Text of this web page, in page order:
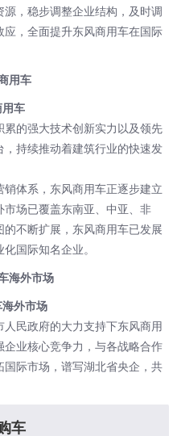
，稳步调整企业结构，及时调
，全面提升东风商用车在国际
车
的强大技术创新实力以及领先
持续推动着建筑行业的快速发
体系，东风商用车正逐步建立
场已覆盖东南亚、中亚、非
不断扩展，东风商用车已发展
国际知名企业。
外市场
民政府的大力支持下东风商用
业核心竞争力，与各战略合作
际市场，谱写湖北省央企，共
车